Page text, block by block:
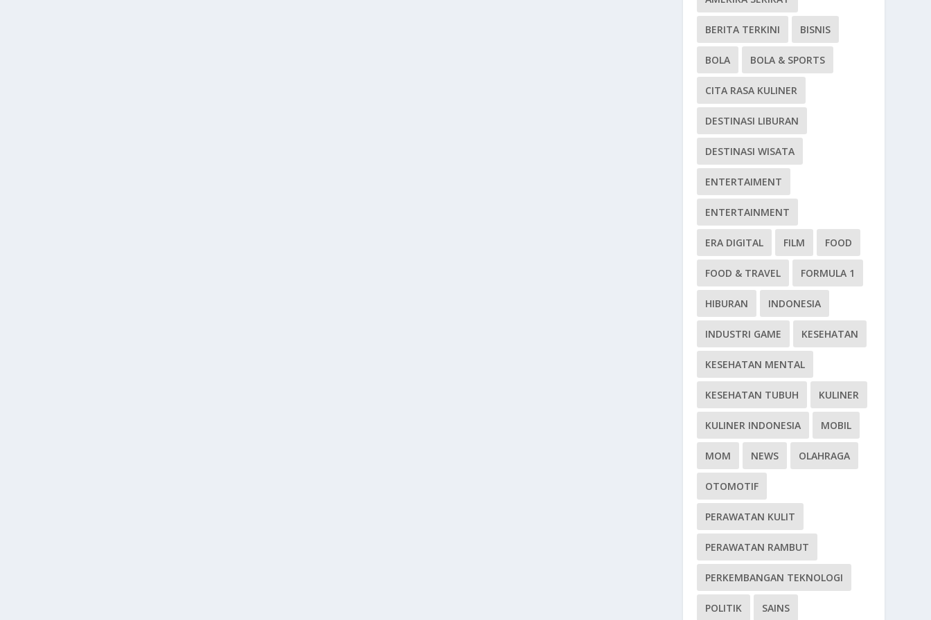
BERITA TERKINI BISNIS
BOLA BOLA & SPORTS
CITA RASA KULINER
DESTINASI LIBURAN
DESTINASI WISATA
ENTERTAIMENT
ENTERTAINMENT
ERA DIGITAL FILM FOOD
FOOD & TRAVEL FORMULA 1
HIBURAN INDONESIA
INDUSTRI GAME KESEHATAN
KESEHATAN MENTAL
KESEHATAN TUBUH KULINER
KULINER INDONESIA MOBIL
MOM NEWS OLAHRAGA
OTOMOTIF
PERAWATAN KULIT
PERAWATAN RAMBUT
PERKEMBANGAN TEKNOLOGI
POLITIK SAINS